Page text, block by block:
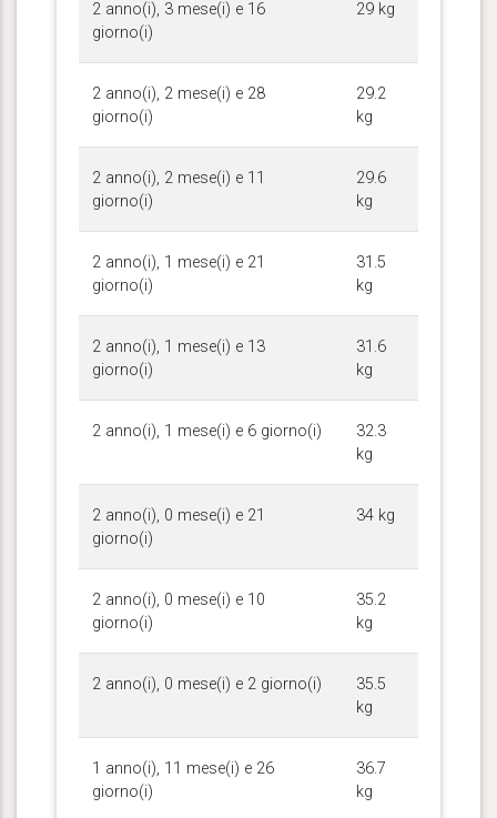
2 anno(i), 3 mese(i) e 16
giorno(i)
29 kg
2 anno(i), 2 mese(i) e 28
giorno(i)
29.2
kg
2 anno(i), 2 mese(i) e 11
giorno(i)
29.6
kg
2 anno(i), 1 mese(i) e 21
giorno(i)
31.5
kg
2 anno(i), 1 mese(i) e 13
giorno(i)
31.6
kg
2 anno(i), 1 mese(i) e 6 giorno(i)
32.3
kg
2 anno(i), 0 mese(i) e 21
giorno(i)
34 kg
2 anno(i), 0 mese(i) e 10
giorno(i)
35.2
kg
2 anno(i), 0 mese(i) e 2 giorno(i)
35.5
kg
1 anno(i), 11 mese(i) e 26
giorno(i)
36.7
kg